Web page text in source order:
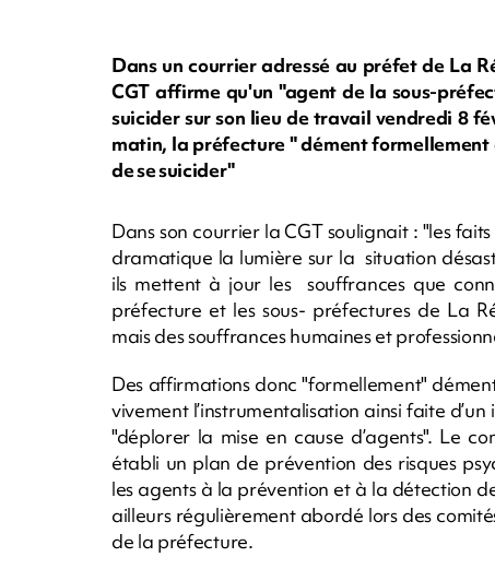
Dans un courrier adressé au préfet de La
CGT affirme qu'un "agent de la sous-
suicider sur son lieu de travail vendredi 8
matin, la préfecture " dément
de se suicider"
Dans son courrier la CGT soulignait : "les
dramatique la lumière sur la situation
ils mettent à jour les souffrances que
préfecture et les sous- préfectures de La
mais des souffrances humaines et
Des affirmations donc "formellement"
vivement l’instrumentalisation ainsi faite
"déplorer la mise en cause d’agents". Le
établi un plan de prévention des risques
les agents à la prévention et à la détection
ailleurs régulièrement abordé lors des
de la préfecture.